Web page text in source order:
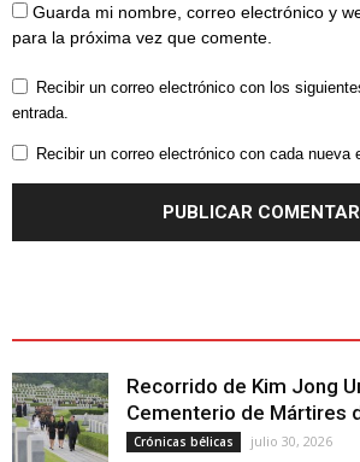
Guarda mi nombre, correo electrónico y
para la próxima vez que comente.
Recibir un correo electrónico con los
entrada.
Recibir un correo electrónico con cada nueva
Recorrido de Kim Jong
Cementerio de Mártires
Crónicas bélicas julio 30, 2026